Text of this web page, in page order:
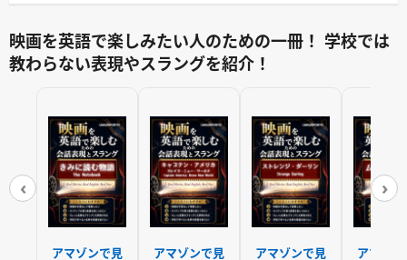
映画を英語で楽しみたい人のための一冊！ 学校では
教わらない表現やスラングを紹介！
‹
アマゾンで見
アマゾンで見
アマゾンで見
アマゾ
›